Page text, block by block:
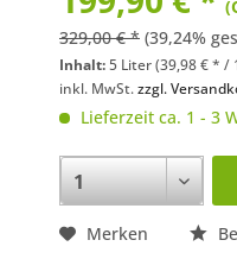
329,00 € * (39,24%
Inhalt:5 Liter (39,98 € * /
inkl. MwSt.zzgl.
Lieferzeit ca. 1 - 3
Merken